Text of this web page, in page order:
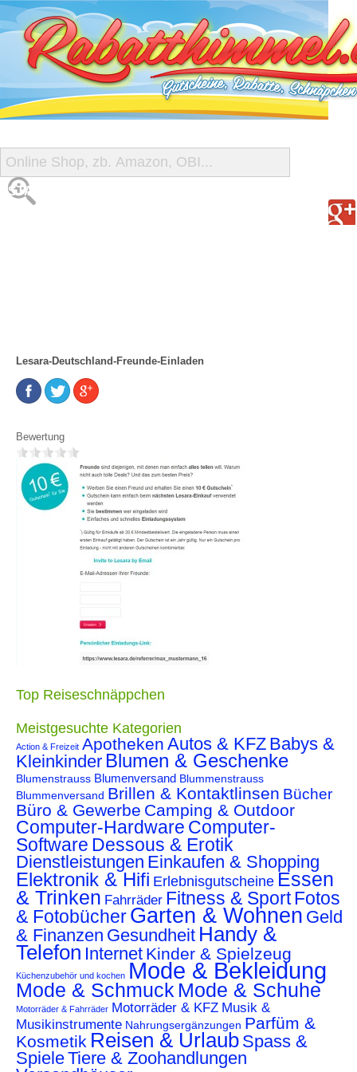
START
Lesara-Deutschland-Freunde-Einladen
Bewertung
Top Reiseschnäppchen
Meistgesuchte Kategorien
Action & Freizeit Apotheken Autos & KFZ Babys &
Kleinkinder Blumen & Geschenke
Blumenstrauss Blumenversand Blummenstrauss
Blummenversand Brillen & Kontaktlinsen Bücher
Büro & Gewerbe Camping & Outdoor
Computer-Hardware Computer-
Software Dessous & Erotik
Dienstleistungen Einkaufen & Shopping
Elektronik & Hifi Erlebnisgutscheine Essen
& Trinken Fahrräder Fitness & SportFotos
& FotobücherGarten & Wohnen Geld
& Finanzen Gesundheit Handy &
Telefon Internet Kinder & Spielzeug
Küchenzubehör und kochen Mode & Bekleidung
Mode & Schmuck Mode & Schuhe
Motorräder & Fahrräder Motorräder & KFZ Musik &
Musikinstrumente Nahrungsergänzungen Parfüm &
Kosmetik Reisen & Urlaub Spass &
SpieleTiere & Zoohandlungen